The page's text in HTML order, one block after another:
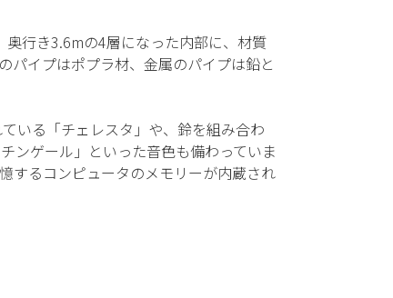
行き3.6mの4層になった内部に、材質
パイプはポプラ材、金属のパイプは鉛と
いる「チェレスタ」や、鈴を組み合わ
ンゲール」といった音色も備わっていま
するコンピュータのメモリーが内蔵され